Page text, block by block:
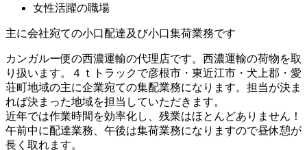
女性活躍の職場
主に会社宛ての小口配達及び小口集荷業務です
カンガルー便の西濃運輸の代理店です。西濃運輸の荷物を取
り扱います。４ｔトラックで彦根市・東近江市・犬上郡・愛
荘町地域の主に企業宛ての集配業務になります。担当が決ま
れば決まった地域を担当していただきます。
近年では作業時間を効率化し、残業はほとんどありません！
午前中に配達業務、午後は集荷業務になりますので昼休憩が
長く取れます。